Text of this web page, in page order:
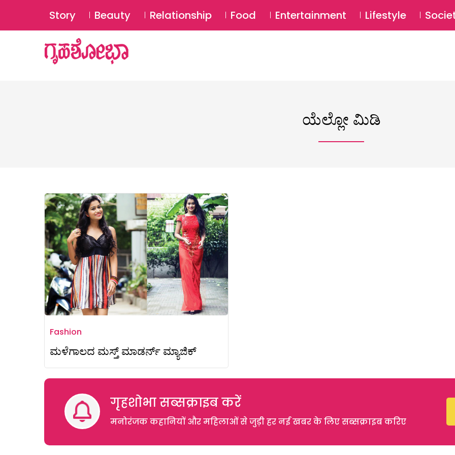
Story Beauty Relationship Food Entertainment Lifestyle
ಯೆಲ್ಲೋ ಮಿಡಿ
Fashion
ಮಳೆಗಾಲದ ಮಸ್ತ್ ಮಾಡರ್ನ್ ಮ್ಯಾಜಿಕ್
गृहशोभा सब्सक्राइब करें
मनोरंजक कहानियों और महिलाओं से जुड़ी हर नई खबर के लिए सब्सक्राइब करिए